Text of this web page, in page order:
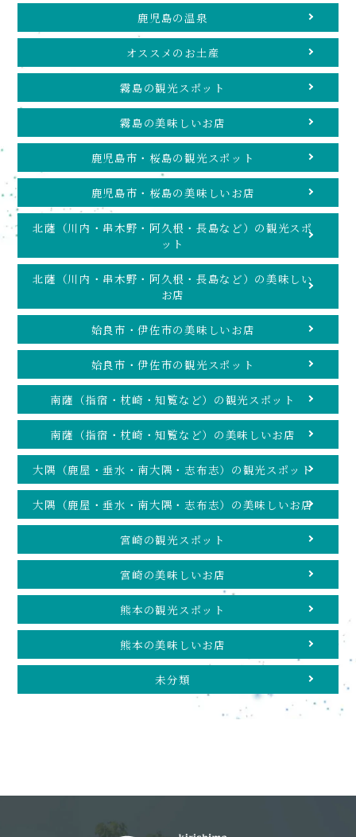
鹿児島の温泉
オススメのお土産
霧島の観光スポット
霧島の美味しいお店
鹿児島市・桜島の観光スポット
鹿児島市・桜島の美味しいお店
北薩（川内・串木野・阿久根・長島など）の観光スポ
ット
北薩（川内・串木野・阿久根・長島など）の美味しい
お店
姶良市・伊佐市の美味しいお店
姶良市・伊佐市の観光スポット
南薩（指宿・枕崎・知覧など）の観光スポット
南薩（指宿・枕崎・知覧など）の美味しいお店
大隅（鹿屋・垂水・南大隅・志布志）の観光スポット
大隅（鹿屋・垂水・南大隅・志布志）の美味しいお店
宮崎の観光スポット
宮崎の美味しいお店
熊本の観光スポット
熊本の美味しいお店
未分類